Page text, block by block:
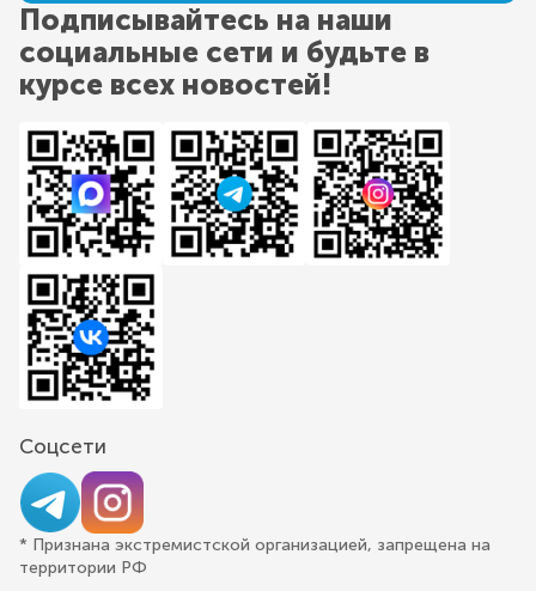
Подписывайтесь на наши
социальные сети и будьте в
курсе всех новостей!
Соцсети
* Признана экстремистской организацией, запрещена на
территории РФ